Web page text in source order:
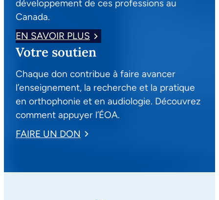
développement de ces professions au
Canada.
EN SAVOIR PLUS
Votre soutien
Chaque don contribue à faire avancer
l’enseignement, la recherche et la pratique
en orthophonie et en audiologie. Découvrez
comment appuyer l’ÉOA.
FAIRE UN DON